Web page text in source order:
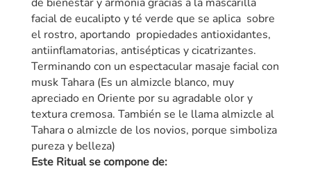
facial de eucalipto y té verde que se aplica sobre
el rostro, aportando propiedades antioxidantes,
antiinflamatorias, antisépticas y cicatrizantes.
Terminando con un espectacular masaje facial con
musk Tahara (Es un almizcle blanco, muy
apreciado en Oriente por su agradable olor y
textura cremosa. También se le llama almizcle al
Tahara o almizcle de los novios, porque simboliza
pureza y belleza)
Este Ritual se compone de: